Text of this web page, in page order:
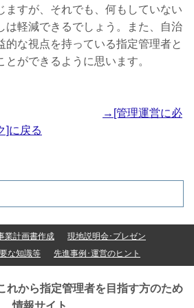
ますが、それでも、何もしていない
は軽減できるでしょう。また、自治
的な視点を持っている指定管理者と
とができるように思います。
→[管理運営に必
]に戻る
業計画書作成
現地説明会･プレゼン
な知識等
先進事例･運営のヒント
れから指定管理者を目指す方のため
情報サイト